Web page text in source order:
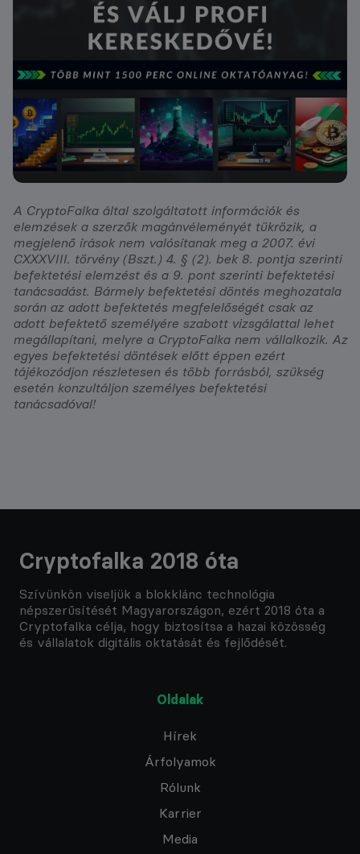
A CryptoFalka által szolgáltatott információk és
elemzések a szerzők magánvéleményét tükrözik, a
megjelenő írások nem valósítanak meg a 2007. évi
CXXXVIII. törvény (Bszt.) 4. § (2). bek 8. pontja szerinti
befektetési elemzést és a 9. pont szerinti befektetési
tanácsadást. Bármely befektetési döntés meghozatala
során az adott befektetés megfelelőségét csak az
adott befektető személyére szabott vizsgálattal lehet
megállapítani, melyre a CryptoFalka nem vállalkozik. Az
egyes befektetési döntések előtt éppen ezért
tájékozódjon részletesen és több forrásból, szükség
esetén konzultáljon személyes befektetési
tanácsadóval!
Cryptofalka 2018 óta
Szívünkön viseljük a blokklánc technológia
népszerűsítését Magyarországon, ezért 2018 óta a
Cryptofalka célja, hogy biztosítsa a hazai közösség
és vállalatok digitális oktatását és fejlődését.
Oldalak
Hírek
Árfolyamok
Rólunk
Karrier
Media